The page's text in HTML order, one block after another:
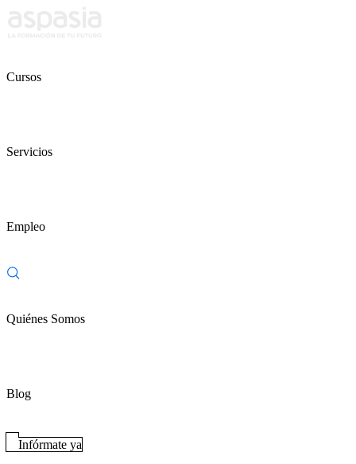
Cursos
Servicios
Empleo
Quiénes Somos
Blog
Infórmate ya